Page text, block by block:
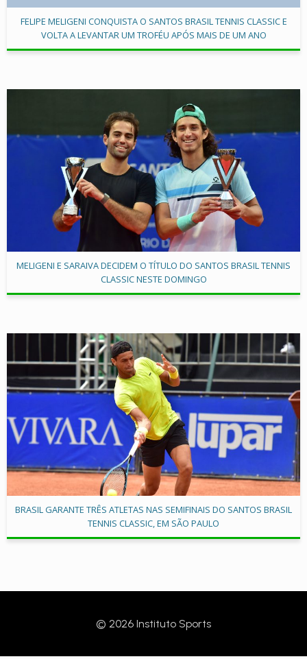
FELIPE MELIGENI CONQUISTA O SANTOS BRASIL TENNIS CLASSIC E
VOLTA A LEVANTAR UM TROFÉU APÓS MAIS DE UM ANO
MELIGENI E SARAIVA DECIDEM O TÍTULO DO SANTOS BRASIL TENNIS
CLASSIC NESTE DOMINGO
BRASIL GARANTE TRÊS ATLETAS NAS SEMIFINAIS DO SANTOS BRASIL
TENNIS CLASSIC, EM SÃO PAULO
© 2026 Instituto Sports